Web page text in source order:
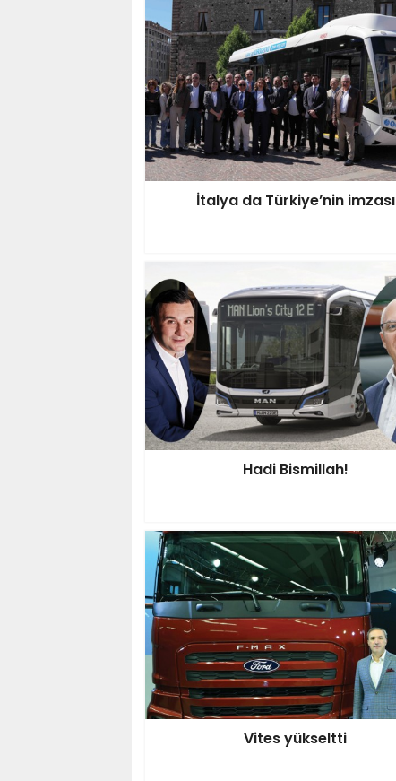
İtalya da Türkiye’nin imzası
Hadi Bismillah!
Vites yükseltti